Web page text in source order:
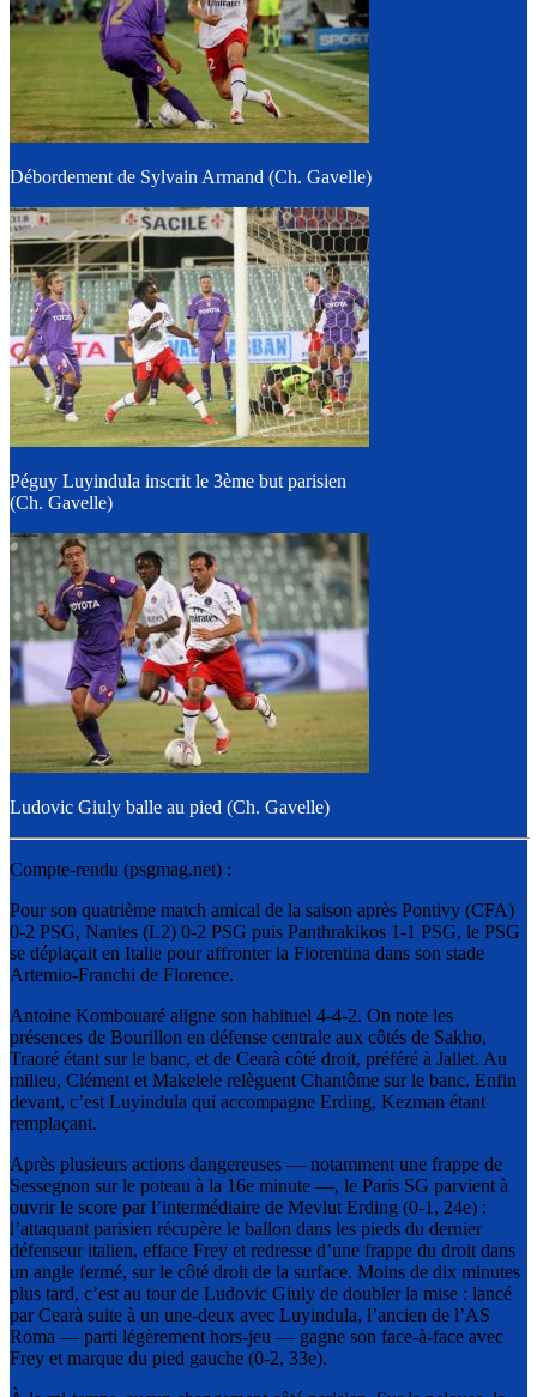
Débordement de Sylvain Armand (Ch. Gavelle)
Péguy Luyindula inscrit le 3ème but parisien
(Ch. Gavelle)
Ludovic Giuly balle au pied (Ch. Gavelle)
Compte-rendu (psgmag.net) :
Pour son quatrième match amical de la saison après Pontivy (CFA)
0-2 PSG, Nantes (L2) 0-2 PSG puis Panthrakikos 1-1 PSG, le PSG
se déplaçait en Italie pour affronter la Fiorentina dans son stade
Artemio-Franchi de Florence.
Antoine Kombouaré aligne son habituel 4-4-2. On note les
présences de Bourillon en défense centrale aux côtés de Sakho,
Traoré étant sur le banc, et de Cearà côté droit, préféré à Jallet. Au
milieu, Clément et Makelele relèguent Chantôme sur le banc. Enfin
devant, c’est Luyindula qui accompagne Erding, Kezman étant
remplaçant.
Après plusieurs actions dangereuses — notamment une frappe de
Sessegnon sur le poteau à la 16e minute —, le Paris SG parvient à
ouvrir le score par l’intermédiaire de Mevlut Erding (0-1, 24e) :
l’attaquant parisien récupère le ballon dans les pieds du dernier
défenseur italien, efface Frey et redresse d’une frappe du droit dans
un angle fermé, sur le côté droit de la surface. Moins de dix minutes
plus tard, c’est au tour de Ludovic Giuly de doubler la mise : lancé
par Cearà suite à un une-deux avec Luyindula, l’ancien de l’AS
Roma — parti légèrement hors-jeu — gagne son face-à-face avec
Frey et marque du pied gauche (0-2, 33e).